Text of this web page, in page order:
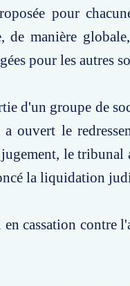
pour
de manière
pour les autres
d'un groupe de
ouvert le
le tribunal
la liquidation
cassation contre